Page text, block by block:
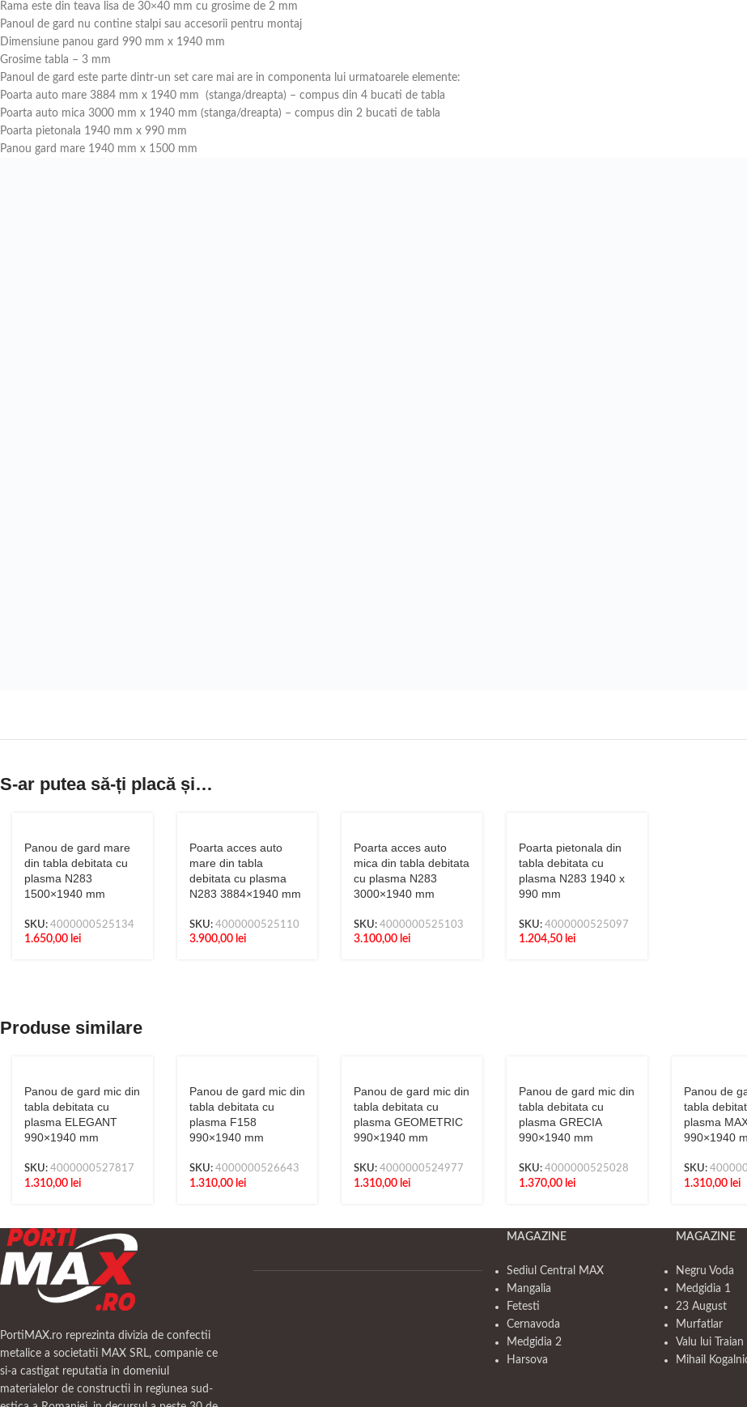
Rama este din teava lisa de 30×40 mm cu grosime de 2 mm
Panoul de gard nu contine stalpi sau accesorii pentru montaj
Dimensiune panou gard 990 mm x 1940 mm
Grosime tabla – 3 mm
Panoul de gard este parte dintr-un set care mai are in componenta lui urmatoarele elemente:
Poarta auto mare 3884 mm x 1940 mm (stanga/dreapta) – compus din 4 bucati de tabla
Poarta auto mica 3000 mm x 1940 mm (stanga/dreapta) – compus din 2 bucati de tabla
Poarta pietonala 1940 mm x 990 mm
Panou gard mare 1940 mm x 1500 mm
S-ar putea să-ți placă și…
Panou de gard mare
din tabla debitata cu
plasma N283
1500×1940 mm
SKU: 4000000525134
1.650,00 lei
Poarta acces auto
mare din tabla
debitata cu plasma
N283 3884×1940 mm
SKU: 4000000525110
3.900,00 lei
Poarta acces auto
mica din tabla debitata
cu plasma N283
3000×1940 mm
SKU:4000000525103
3.100,00 lei
Poarta pietonala din
tabla debitata cu
plasma N283 1940 x
990 mm
SKU: 4000000525097
1.204,50 lei
Produse similare
Panou de gard mic din
tabla debitata cu
plasma ELEGANT
990×1940 mm
SKU: 4000000527817
1.310,00 lei
Panou de gard mic din
tabla debitata cu
plasma F158
990×1940 mm
SKU: 4000000526643
1.310,00 lei
Panou de gard mic din
tabla debitata cu
plasma GEOMETRIC
990×1940 mm
SKU:4000000524977
1.310,00 lei
Panou de gard mic din
tabla debitata cu
plasma GRECIA
990×1940 mm
SKU: 4000000525028
1.370,00 lei
Panou de
tabla
plasma
990×1940
SKU:
1.310,00 lei
PortiMAX.ro reprezinta divizia de confectii
metalice a societatii MAX SRL, companie ce
si-a castigat reputatia in domeniul
materialelor de constructii in regiunea sud-
MAGAZINE
Sediul Central MAX
Mangalia
Fetesti
Cernavoda
Medgidia 2
Harsova
MAGAZINE
Negru Voda
Medgidia 1
23 August
Murfatlar
Valu lui Traian
Mihail